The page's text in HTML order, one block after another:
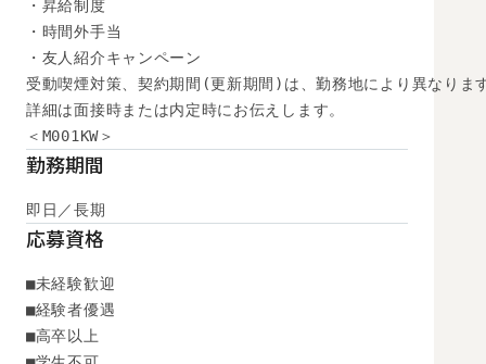
・昇給制度
・時間外手当
・友人紹介キャンペーン
受動喫煙対策、契約期間(更新期間)は、勤務地により異なりま
詳細は面接時または内定時にお伝えします。
＜M001KW＞
勤務期間
即日／長期
応募資格
■未経験歓迎
■経験者優遇
■高卒以上